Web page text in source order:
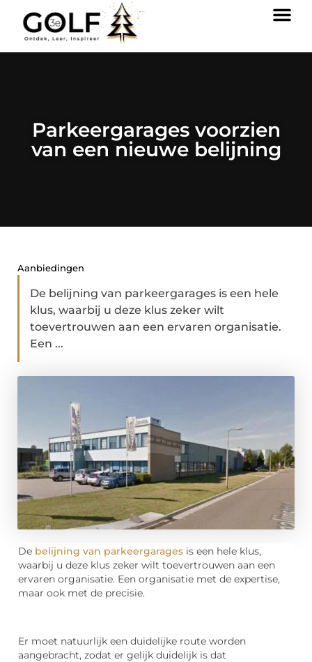
Parkeergarages voorzien
van een nieuwe belijning
Aanbiedingen
De belijning van parkeergarages is een hele
klus, waarbij u deze klus zeker wilt
toevertrouwen aan een ervaren organisatie.
Een ...
De belijning van parkeergarages is een hele klus,
waarbij u deze klus zeker wilt toevertrouwen aan een
ervaren organisatie. Een organisatie met de expertise,
maar ook met de precisie.
Er moet natuurlijk een duidelijke route worden
aangebracht, zodat er gelijk duidelijk is dat